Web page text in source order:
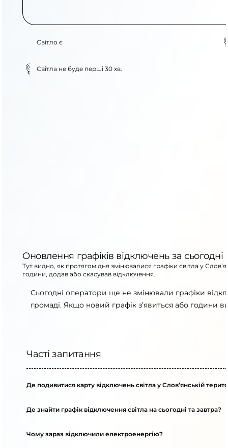
Світло є
Світла не буде перші 30 хв.
Оновлення графіків відключень за сьогодні
Тут видно, як протягом дня змінювалися графіки світла у
години, додав або скасував відключення.
Сьогодні оператори ще не змінювали графіки
громаді. Якщо новий графік з’явиться або години
Часті запитання
Де подивитися карту відключень світла у Слов’янській
Де знайти графік відключення світла на сьогодні та завтра?
Чому зараз відключили електроенергію?